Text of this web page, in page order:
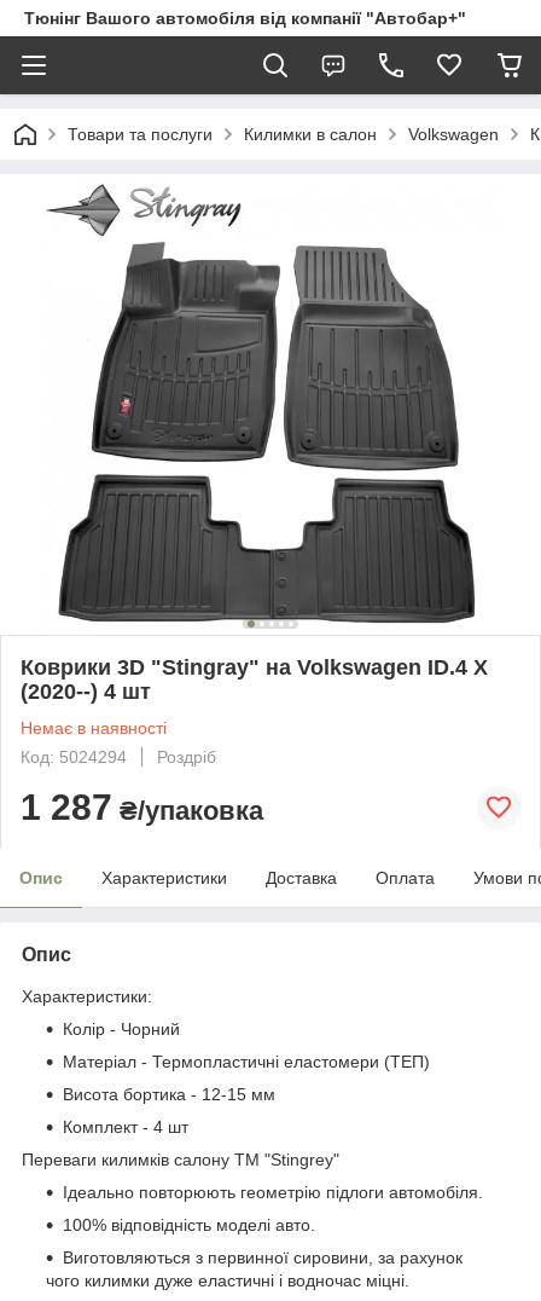
Тюнінг Вашого автомобіля від компанії "Автобар+"
Товари та послуги Килимки в салон Volkswagen
Коврики 3D "Stingray" на Volkswagen ID.4 X
(2020--) 4 шт
Немає в наявності
Код: 5024294
Роздріб
1 287 ₴/упаковка
Опис Характеристики Доставка Оплата Умови
Опис
Характеристики:
Колір - Чорний
Матеріал - Термопластичні еластомери (ТЕП)
Висота бортика - 12-15 мм
Комплект - 4 шт
Переваги килимків салону ТМ "Stingrey"
Ідеально повторюють геометрію підлоги автомобіля.
100% відповідність моделі авто.
Виготовляються з первинної сировини, за рахунок
чого килимки дуже еластичні і водночас міцні.